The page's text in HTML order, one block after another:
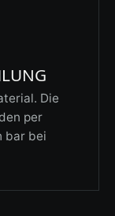
Die
per
bar bei